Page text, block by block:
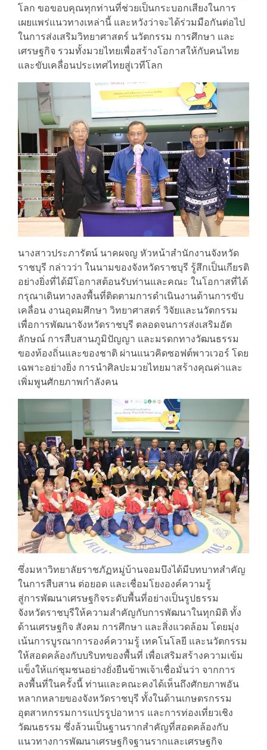
โลก ขอขอบคุณทุกท่านที่ช่วยเป็นกระบอกเสียงในการ
เผยแพร่แนวทางเหล่านี้ และหวังว่าจะได้ร่วมมือกันต่อไป
ในการส่งเสริมวิทยาศาสตร์ นวัตกรรม การศึกษา และ
เศรษฐกิจ รวมทั้งมวยไทยเพื่อสร้างโอกาสให้กับคนไทย
และขับเคลื่อนประเทศไทยสู่เวทีโลก
นางสาวประภารัตน์ นาคผจญ หัวหน้าสำนักงานจังหวัด
ราชบุรี กล่าวว่า ในนามของจังหวัดราชบุรี รู้สึกเป็นเกียรติ
อย่างยิ่งที่ได้มีโอกาสต้อนรับท่านและคณะ ในโอกาสที่ได้
กรุณาเดินทางลงพื้นที่ติดตามการดำเนินงานด้านการขับ
เคลื่อน งานอุดมศึกษา วิทยาศาสตร์ วิจัยและนวัตกรรม
เพื่อการพัฒนาจังหวัดราชบุรี ตลอดจนการส่งเสริมอัต
ลักษณ์ การสืบสานภูมิปัญญา และมรดกทางวัฒนธรรม
ของท้องถิ่นและของชาติ ผ่านแนวคิดซอฟต์พาวเวอร์ โดย
เฉพาะอย่างยิ่ง การนำศิลปะมวยไทยมาสร้างคุณค่าและ
เพิ่มพูนศักยภาพกำลังคน
ซึ่งมหาวิทยาลัยราชภัฏหมู่บ้านจอมบึงได้มีบทบาทสำคัญ
ในการสืบสาน ต่อยอด และเชื่อมโยงองค์ความรู้
สู่การพัฒนาเศรษฐกิจระดับพื้นที่อย่างเป็นรูปธรรม
จังหวัดราชบุรีให้ความสำคัญกับการพัฒนาในทุกมิติ ทั้ง
ด้านเศรษฐกิจ สังคม การศึกษา และสิ่งแวดล้อม โดยมุ่ง
เน้นการบูรณาการองค์ความรู้ เทคโนโลยี และนวัตกรรม
ให้สอดคล้องกับบริบทของพื้นที่ เพื่อเสริมสร้างความเข้ม
แข็งให้แก่ชุมชนอย่างยั่งยืนข้าพเจ้าเชื่อมั่นว่า จากการ
ลงพื้นที่ในครั้งนี้ ท่านและคณะคงได้เห็นถึงศักยภาพอัน
หลากหลายของจังหวัดราชบุรี ทั้งในด้านเกษตรกรรม
อุตสาหกรรมการแปรรูปอาหาร และการท่องเที่ยวเชิง
วัฒนธรรม ซึ่งล้วนเป็นฐานรากสำคัญที่สอดคล้องกับ
แนวทางการพัฒนาเศรษฐกิจฐานรากและเศรษฐกิจ